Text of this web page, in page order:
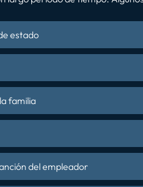
estado
familia
del empleador